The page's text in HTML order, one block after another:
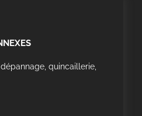
quincaillerie,